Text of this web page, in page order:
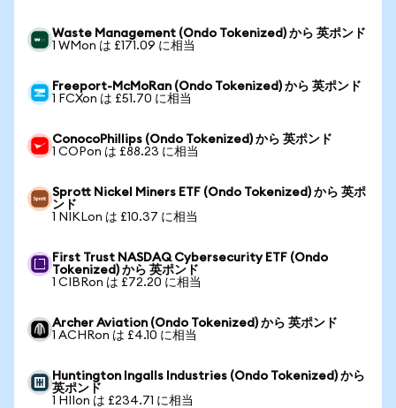
Waste Management (Ondo Tokenized) から 英ポンド
1 WMon は £171.09 に相当
Freeport-McMoRan (Ondo Tokenized) から 英ポンド
1 FCXon は £51.70 に相当
ConocoPhillips (Ondo Tokenized) から 英ポンド
1 COPon は £88.23 に相当
Sprott Nickel Miners ETF (Ondo Tokenized) から 英ポ
ンド
1 NIKLon は £10.37 に相当
First Trust NASDAQ Cybersecurity ETF (Ondo
Tokenized) から 英ポンド
1 CIBRon は £72.20 に相当
Archer Aviation (Ondo Tokenized) から 英ポンド
1 ACHRon は £4.10 に相当
Huntington Ingalls Industries (Ondo Tokenized) から
英ポンド
1 HIIon は £234.71 に相当